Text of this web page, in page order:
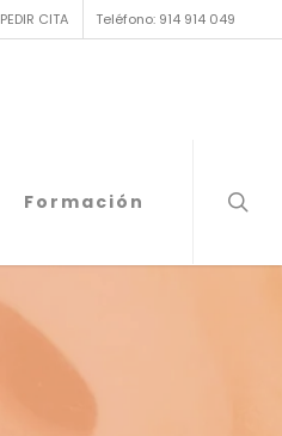
PEDIR CITA Teléfono: 914 914 049
Formación